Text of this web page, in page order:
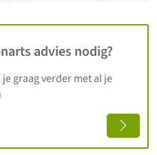
advies nodig?
graag verder met al je